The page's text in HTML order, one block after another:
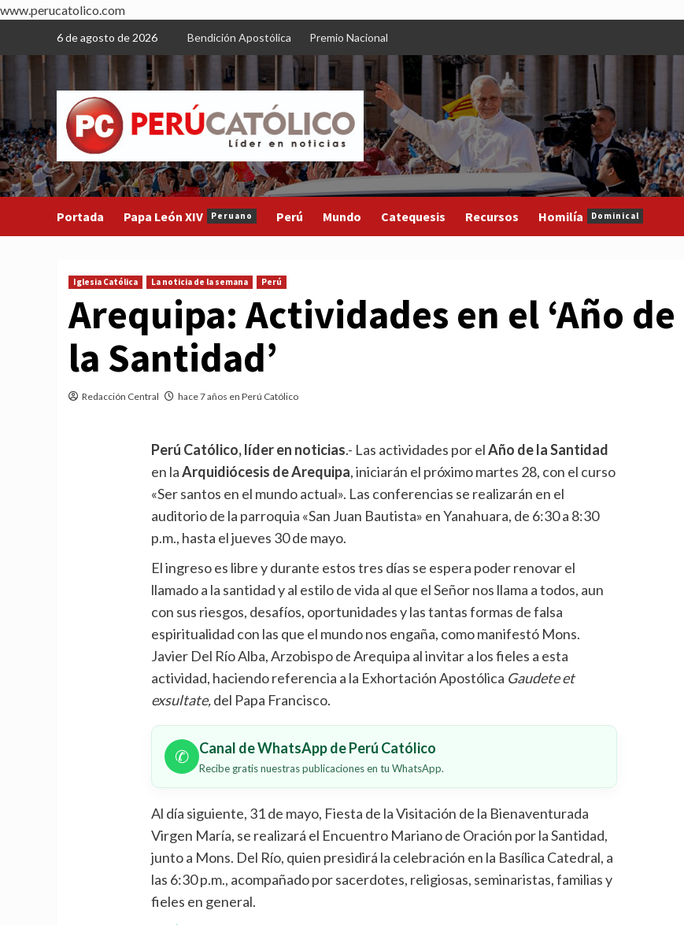
www.perucatolico.com
content
6 de agosto de 2026 Bendición Apostólica Premio Nacional
Portada Papa León XIV Peruano Perú Mundo Catequesis Recursos Homilía Dominical
Iglesia Católica La noticia de la semana Perú
Arequipa: Actividades en el ‘Año de
la Santidad’
Redacción Central hace 7 años en Perú Católico
Perú Católico, líder en noticias.- Las actividades por elAño de la Santidad
en laArquidiócesis de Arequipa, iniciarán el próximo martes 28, con el curso
«Ser santos en el mundo actual». Las conferencias se realizarán en el
auditorio de la parroquia «San Juan Bautista» en Yanahuara, de 6:30 a 8:30
p.m., hasta el jueves 30 de mayo.
El ingreso es libre y durante estos tres días se espera poder renovar el
llamado a la santidad y al estilo de vida al que el Señor nos llama a todos, aun
con sus riesgos, desafíos, oportunidades y las tantas formas de falsa
espiritualidad con las que el mundo nos engaña, como manifestó Mons.
Javier Del Río Alba, Arzobispo de Arequipa al invitar a los fieles a esta
actividad, haciendo referencia a la Exhortación Apostólica Gaudete et
exsultate,del Papa Francisco.
✆ Canal de WhatsApp de Perú Católico
Recibe gratis nuestras publicaciones en tu WhatsApp.
Al día siguiente, 31 de mayo, Fiesta de la Visitación de la Bienaventurada
Virgen María, se realizará el Encuentro Mariano de Oración por la Santidad,
junto a Mons. Del Río, quien presidirá la celebración en la Basílica Catedral, a
las 6:30 p.m., acompañado por sacerdotes, religiosas, seminaristas, familias y
fieles en general.